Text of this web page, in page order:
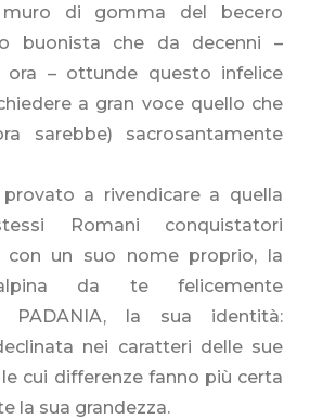
di gomma del becero
buonista che da decenni –
ora – ottunde questo infelice
a gran voce quello che
sarebbe) sacrosantamente
a rivendicare a quella
Romani conquistatori
con un suo nome proprio, la
da te felicemente
PADANIA, la sua identità:
nei caratteri delle sue
cui differenze fanno più certa
la sua grandezza.